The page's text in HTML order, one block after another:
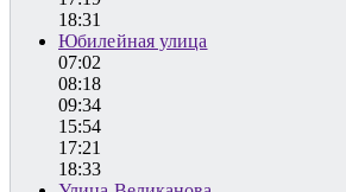
18:31
Юбилейная улица
07:02
08:18
09:34
15:54
17:21
18:33